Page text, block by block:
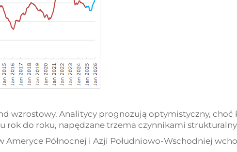
wzrostowy. Analitycy prognozują optymistyczny, choć
rok do roku, napędzane trzema czynnikami
Północnej i Azji Południowo-Wschodniej